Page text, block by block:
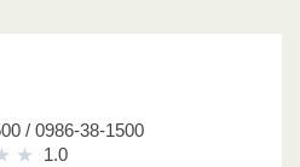
/ 0986-38-1500
1.0